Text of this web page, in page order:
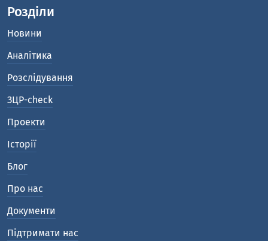
Розділи
Новини
Аналітика
Розслідування
ЗЦР-check
Проекти
Історії
Блог
Про нас
Документи
Підтримати нас